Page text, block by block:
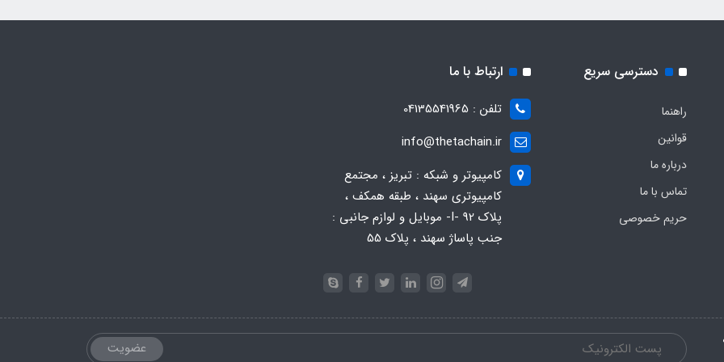
دسترسی سریع
راهنما
قوانین
درباره ما
تماس با ما
حریم خصوصی
ارتباط با ما
تلفن : 04135541965
info@thetachain.ir
کامپیوتر و شبکه : تبریز ، مجتمع
کامپیوتری سهند ، طبقه همکف ،
پلاک 92 -I- موبایل و لوازم جانبی :
جنب پاساژ سهند ، پلاک 55
عضویت